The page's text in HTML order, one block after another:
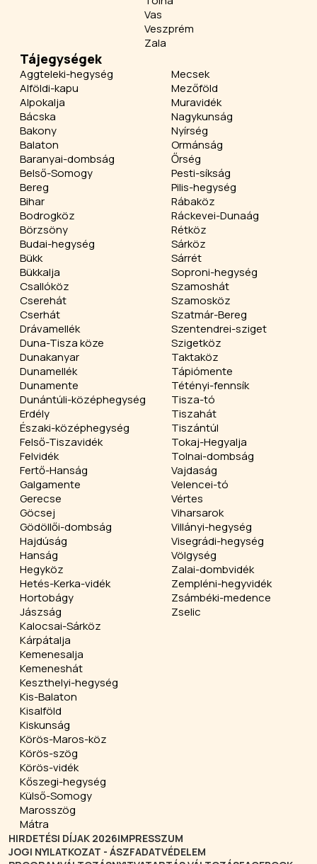
Vas
Veszprém
Zala
Tájegységek
Aggteleki-hegység
Alföldi-kapu
Alpokalja
Bácska
Bakony
Balaton
Baranyai-dombság
Belső-Somogy
Bereg
Bihar
Bodrogköz
Börzsöny
Budai-hegység
Bükk
Bükkalja
Csallóköz
Cserehát
Cserhát
Drávamellék
Duna-Tisza köze
Dunakanyar
Dunamellék
Dunamente
Dunántúli-középhegység
Erdély
Északi-középhegység
Felső-Tiszavidék
Felvidék
Fertő-Hanság
Galgamente
Gerecse
Göcsej
Gödöllői-dombság
Hajdúság
Hanság
Hegyköz
Hetés-Kerka-vidék
Hortobágy
Jászság
Kalocsai-Sárköz
Kárpátalja
Kemenesalja
Kemeneshát
Keszthelyi-hegység
Kis-Balaton
Kisalföld
Kiskunság
Körös-Maros-köz
Körös-szög
Körös-vidék
Kőszegi-hegység
Külső-Somogy
Marosszög
Mátra
Mecsek
Mezőföld
Muravidék
Nagykunság
Nyírség
Ormánság
Őrség
Pesti-síkság
Pilis-hegység
Rábaköz
Ráckevei-Dunaág
Rétköz
Sárköz
Sárrét
Soproni-hegység
Szamoshát
Szamosköz
Szatmár-Bereg
Szentendrei-sziget
Szigetköz
Taktaköz
Tápiómente
Tétényi-fennsík
Tisza-tó
Tiszahát
Tiszántúl
Tokaj-Hegyalja
Tolnai-dombság
Vajdaság
Velencei-tó
Vértes
Viharsarok
Villányi-hegység
Visegrádi-hegység
Völgység
Zalai-dombvidék
Zempléni-hegyvidék
Zsámbéki-medence
Zselic
HIRDETÉSI DÍJAK 2026IMPRESSZUM
JOGI NYILATKOZAT - ÁSZFADATVÉDELEM